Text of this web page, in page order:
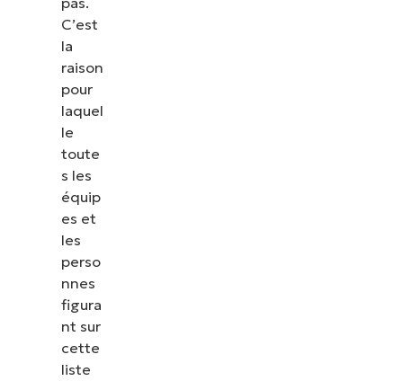
C’est
la
raison
pour
laquel
le
toute
s les
équip
es et
les
perso
nnes
figura
nt sur
cette
liste